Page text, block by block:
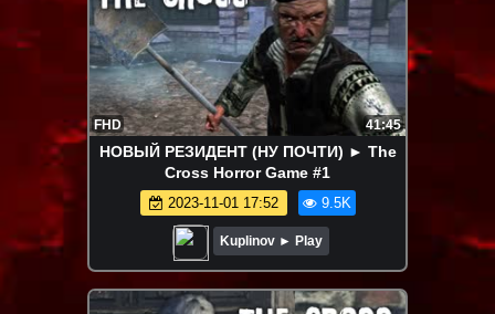
FHD 41:45
НОВЫЙ РЕЗИДЕНТ (НУ ПОЧТИ) ► The
Cross Horror Game #1
2023-11-01 17:52 9.5K
Kuplinov ► Play